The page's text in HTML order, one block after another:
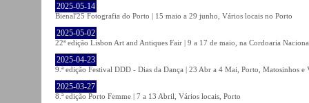
2025-05-14
Bienal'25 Fotografia do Porto | 15 maio a 29 junho, Vários locais no Porto
2025-05-02
22ª edição Lisbon Art and Antiques Fair | 9 a 17 de maio, na Cordoaria
2025-04-23
9.ª edição Festival DDD - Dias da Dança | 23 Abr a 4 Mai, Porto, Matosinhos e
2025-03-27
8.ª edição Porto Femme | 7 a 13 Abril, Vários locais, Porto